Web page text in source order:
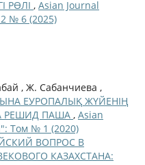
РӨЛІ , Asian Journal
№ 6 (2025)
, Ж. Сабанчиева ,
ЕУРОПАЛЫҚ ЖҮЙЕНІҢ
РЕШИД ПАША , Asian
Том № 1 (2020)
ВОПРОС В
КАЗАХСТАНА: